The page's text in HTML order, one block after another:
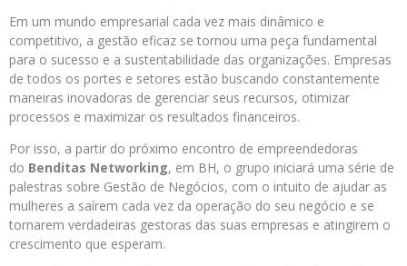
Em um mundo empresarial cada vez mais dinâmico e
competitivo, a gestão eficaz se tornou uma peça fundamental
para o sucesso e a sustentabilidade das organizações. Empresas
de todos os portes e setores estão buscando constantemente
maneiras inovadoras de gerenciar seus recursos, otimizar
processos e maximizar os resultados financeiros.
Por isso, a partir do próximo encontro de empreendedoras
do Benditas Networking, em BH, o grupo iniciará uma série de
palestras sobre Gestão de Negócios, com o intuito de ajudar as
mulheres a saírem cada vez da operação do seu negócio e se
tornarem verdadeiras gestoras das suas empresas e atingirem o
crescimento que esperam.